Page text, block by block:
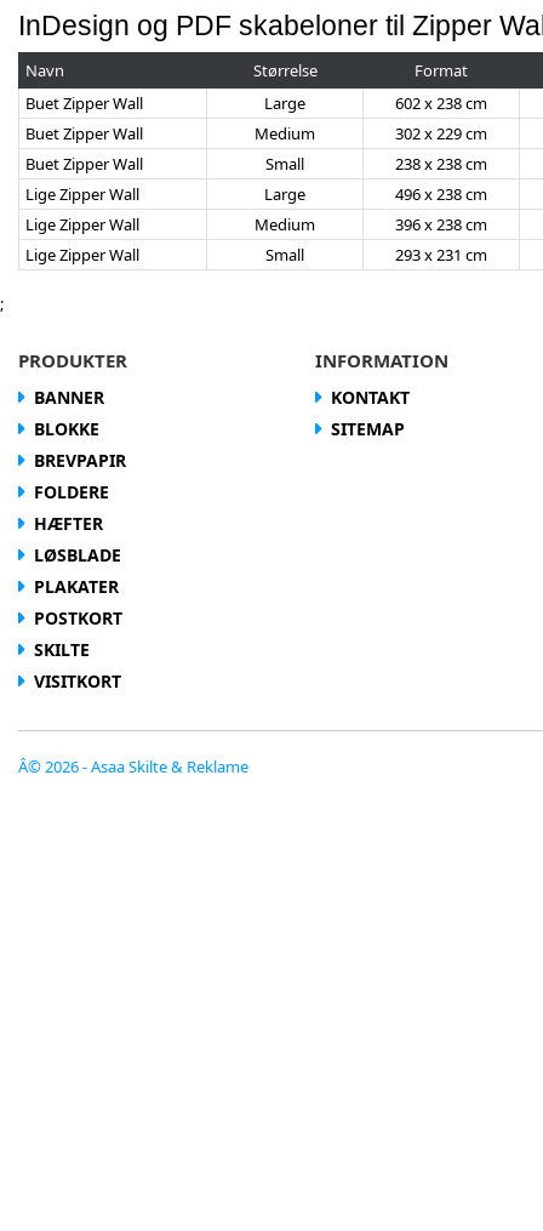
InDesign og PDF skabeloner til Zipper
Navn Størrelse
Format
Buet Zipper Wall
Large
602 x 238 cm
Buet Zipper Wall
Medium
302 x 229 cm
Buet Zipper Wall
Small
238 x 238 cm
Lige Zipper Wall
Large
496 x 238 cm
Lige Zipper Wall
Medium
396 x 238 cm
Lige Zipper Wall
Small 293 x 231 cm
;
PRODUKTER
BANNER
BLOKKE
BREVPAPIR
FOLDERE
HÆFTER
LØSBLADE
PLAKATER
POSTKORT
SKILTE
VISITKORT
INFORMATION
KONTAKT
SITEMAP
Â© 2026 - Asaa Skilte & Reklame